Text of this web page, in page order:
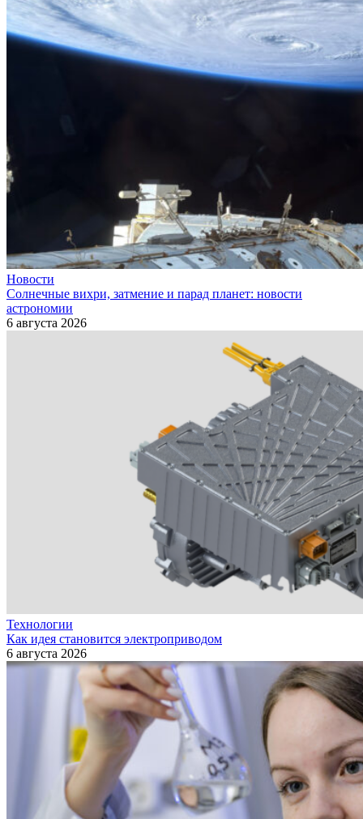
Новости
Солнечные вихри, затмение и парад планет: новости
астрономии
6 августа 2026
Технологии
Как идея становится электроприводом
6 августа 2026